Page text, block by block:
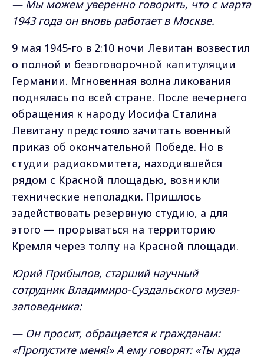
— Мы можем уверенно говорить, что с марта
1943 года он вновь работает в Москве.
9 мая 1945-го в 2:10 ночи Левитан возвестил
о полной и безоговорочной капитуляции
Германии. Мгновенная волна ликования
поднялась по всей стране. После вечернего
обращения к народу Иосифа Сталина
Левитану предстояло зачитать военный
приказ об окончательной Победе. Но в
студии радиокомитета, находившейся
рядом с Красной площадью, возникли
технические неполадки. Пришлось
задействовать резервную студию, а для
этого — прорываться на территорию
Кремля через толпу на Красной площади.
Юрий Прибылов, старший научный
сотрудник Владимиро-Суздальского музея-
заповедника:
— Он просит, обращается к гражданам:
«Пропустите меня!» А ему говорят: «Ты куда